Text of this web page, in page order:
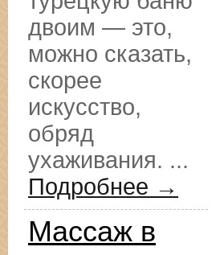
двоим — это,
можно сказать,
скорее
искусство,
обряд
ухаживания. ...
Подробнее →
Массаж в